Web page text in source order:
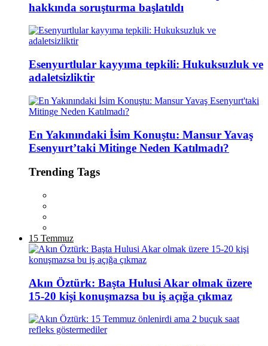
hakkında soruşturma başlatıldı
Esenyurtlular kayyıma tepkili: Hukuksuzluk ve
adaletsizliktir
En Yakınındaki İsim Konuştu: Mansur Yavaş
Esenyurt’taki Mitinge Neden Katılmadı?
Trending Tags
15 Temmuz
Akın Öztürk: Başta Hulusi Akar olmak üzere
15-20 kişi konuşmazsa bu iş açığa çıkmaz